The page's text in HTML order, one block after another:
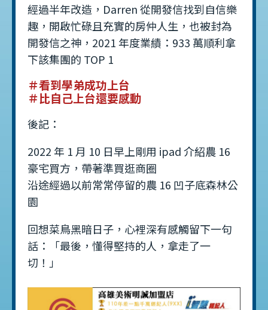
經過半年改造，Darren 從開發信找到自信樂
趣，開啟忙碌且充實的房仲人生，也被封為
開發信之神，2021 年度業績：933 萬順利拿
下該集團的 TOP 1
＃看到學弟成功上台
＃比自己上台還要感動
後記：
2022 年 1 月 10 日早上剛用 ipad 介紹農 16
豪宅買方，帶著準買逛商圈
沿途經過以前常常停留的農 16 凹子底森林公
園
回想菜鳥黑暗日子，心裡深有感觸留下一句
話：「最後，懂得堅持的人，拿走了一
切！」